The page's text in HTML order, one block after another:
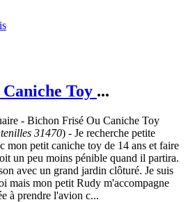
Toy ...
31470) - Je recherche petite
mon petit caniche toy de 14 ans et faire
un peu moins pénible quand il partira.
avec un grand jardin clôturé. Je suis
mais mon petit Rudy m'accompagne
à prendre l'avion c...